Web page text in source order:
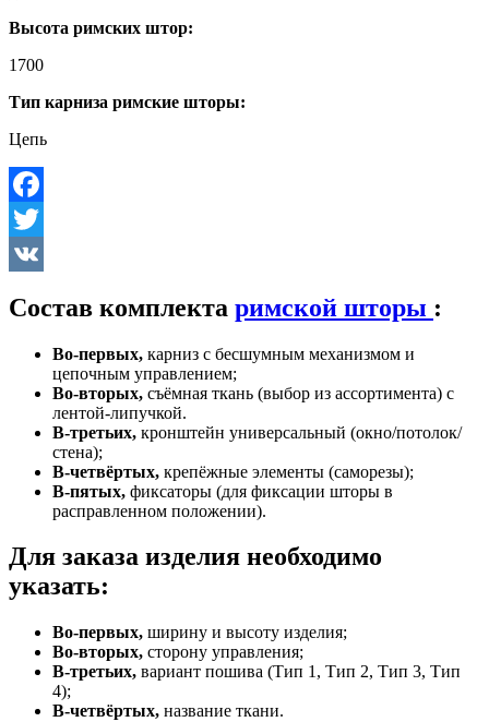
Высота римских штор:
1700
Тип карниза римские шторы:
Цепь
Facebook
Twitter
Состав комплекта римской шторы :
Во-первых, карниз с бесшумным механизмом и
цепочным управлением;
Во-вторых, съёмная ткань (выбор из ассортимента) с
лентой-липучкой.
В-третьих, кронштейн универсальный (окно/потолок/
стена);
В-четвёртых, крепёжные элементы (саморезы);
В-пятых, фиксаторы (для фиксации шторы в
расправленном положении).
Для заказа изделия необходимо
указать:
Во-первых, ширину и высоту изделия;
Во-вторых, сторону управления;
В-третьих, вариант пошива (Тип 1, Тип 2, Тип 3, Тип
4);
В-четвёртых, название ткани.